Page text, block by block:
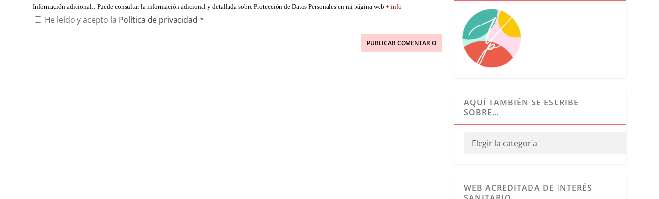
Información adicional:: Puede consultar la información adicional y detallada sobre Protección de Datos Personales en mi página web+ info
He leído y acepto la Política de privacidad *
AQUÍ TAMBIÉN SE ESCRIBE
SOBRE…
WEB ACREDITADA DE INTERÉS